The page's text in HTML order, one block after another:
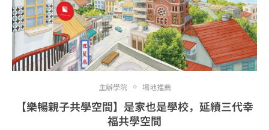
主辦學院 場地推薦
【樂暢親子共學空間】是家也是學校，延續三代幸
福共學空間